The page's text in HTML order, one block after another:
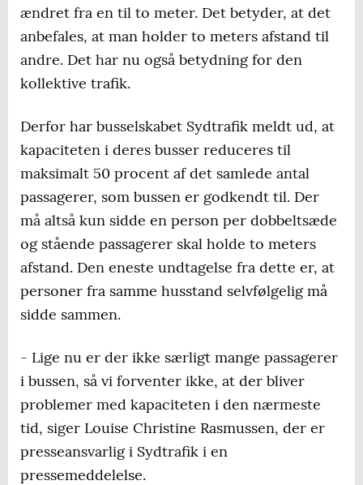
ændret fra en til to meter. Det betyder, at det
anbefales, at man holder to meters afstand til
andre. Det har nu også betydning for den
kollektive trafik.
Derfor har busselskabet Sydtrafik meldt ud, at
kapaciteten i deres busser reduceres til
maksimalt 50 procent af det samlede antal
passagerer, som bussen er godkendt til. Der
må altså kun sidde en person per dobbeltsæde
og stående passagerer skal holde to meters
afstand. Den eneste undtagelse fra dette er, at
personer fra samme husstand selvfølgelig må
sidde sammen.
- Lige nu er der ikke særligt mange passagerer
i bussen, så vi forventer ikke, at der bliver
problemer med kapaciteten i den nærmeste
tid, siger Louise Christine Rasmussen, der er
presseansvarlig i Sydtrafik i en
pressemeddelelse.